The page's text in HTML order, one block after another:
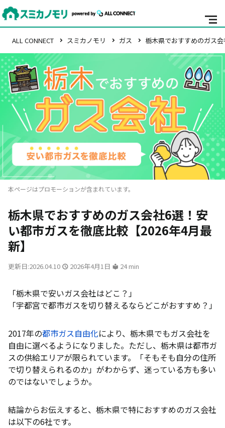
ALL CONNECT スミカノモリ ガス 栃木県でおすすめのガス
本ページはプロモーションが含まれています。
栃木県でおすすめのガス会社6選！安
い都市ガスを徹底比較【2026年4月最
新】
更新日:2026.04.10 2026年4月1日 24 min
「栃木県で安いガス会社はどこ？」
「宇都宮で都市ガスを切り替えるならどこがおすすめ？」
2017年の都市ガス自由化により、栃木県でもガス会社を
自由に選べるようになりました。ただし、栃木県は都市ガ
スの供給エリアが限られています。「そもそも自分の住所
で切り替えられるのか」がわからず、迷っている方も多い
のではないでしょうか。
結論からお伝えすると、栃木県で特におすすめのガス会社
は以下の6社です。